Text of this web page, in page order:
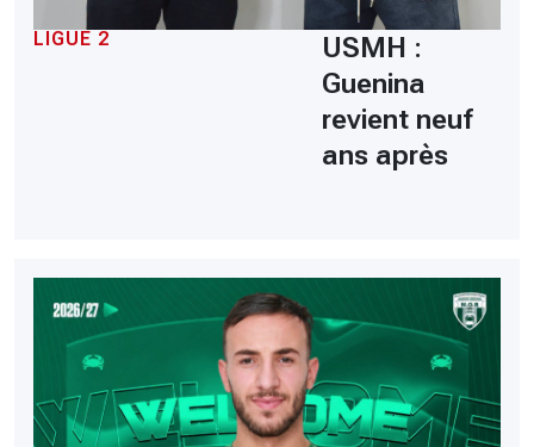
LIGUE 2
USMH :
Guenina
revient neuf
ans après